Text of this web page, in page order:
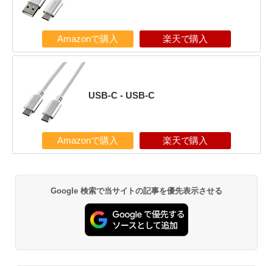
Amazonで購入 楽天で購入
USB-C - USB-C
Amazonで購入 楽天で購入
Google 検索で当サイトの記事を優先表示させる